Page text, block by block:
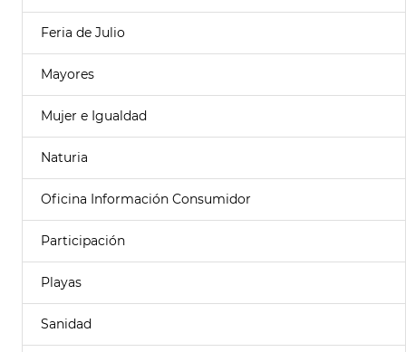
Feria de Julio
Mayores
Mujer e Igualdad
Naturia
Oficina Información Consumidor
Participación
Playas
Sanidad